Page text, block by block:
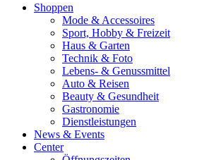
Shoppen
Mode & Accessoires
Sport, Hobby & Freizeit
Haus & Garten
Technik & Foto
Lebens- & Genussmittel
Auto & Reisen
Beauty & Gesundheit
Gastronomie
Dienstleistungen
News & Events
Center